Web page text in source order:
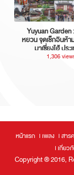
Yuyuan
หยวน จุดเช็กอินห้า
มาเซี่ยงไฮ้ ประ
1,306
หน้าแรก เพลง สาร
เกี่ยว
Copyright ® 2016,